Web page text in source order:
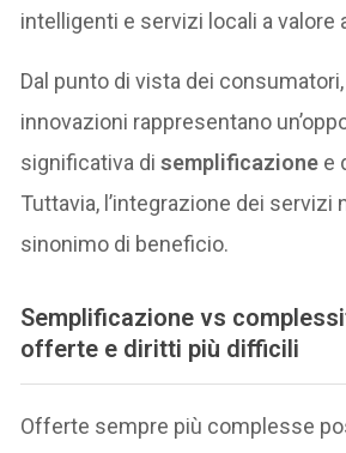
intelligenti e servizi locali a valore
Dal punto di vista dei
innovazioni rappresentano
significativa disemplificazione e
Tuttavia, l’integrazione dei servizi
sinonimo di beneficio.
Semplificazione vs
offerte e diritti più difficili
Offerte sempre più complesse